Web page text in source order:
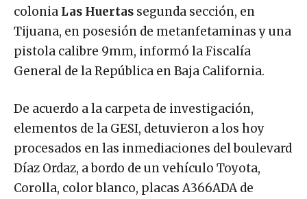
colonia Las Huertas segunda sección, en
Tijuana, en posesión de metanfetaminas y una
pistola calibre 9mm, informó la Fiscalía
General de la República en Baja California.
De acuerdo a la carpeta de investigación,
elementos de la GESI, detuvieron a los hoy
procesados en las inmediaciones del boulevard
Díaz Ordaz, a bordo de un vehículo Toyota,
Corolla, color blanco, placas A366ADA de